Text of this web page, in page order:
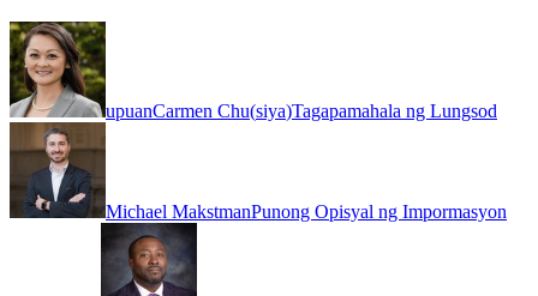
upuanCarmen Chu(siya)Tagapamahala ng Lungsod
Michael MakstmanPunong Opisyal ng Impormasyon